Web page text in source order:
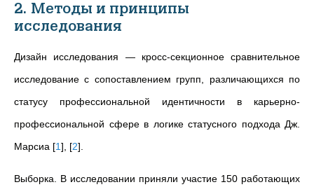
2. Методы и принципы
исследования
Дизайн исследования — кросс-секционное сравнительное
исследование с сопоставлением групп, различающихся по
статусу профессиональной идентичности в карьерно-
профессиональной сфере в логике статусного подхода Дж.
Марсиа [1] [2]
Выборка. В исследовании приняли участие 150 работающих